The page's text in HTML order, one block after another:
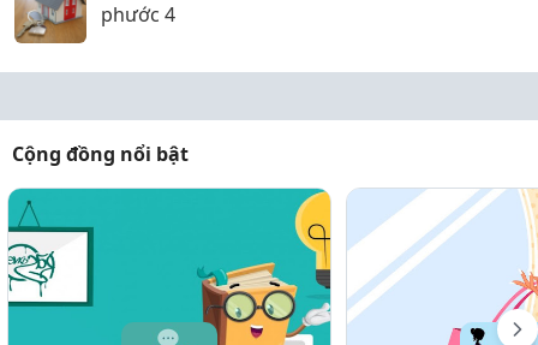
phước 4
Cộng đồng nổi bật